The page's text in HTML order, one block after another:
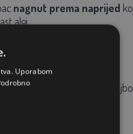
nagnut prema naprijed
algi.
pojilicu na visinu koja
Uporabom